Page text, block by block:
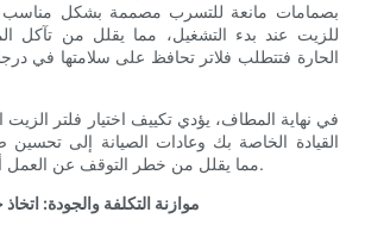
بصمامات مانعة للتسرب مصممة بشكل مناسب
للزيت عند بدء التشغيل، مما يقلل من تآكل
الحارة فتتطلب فلاتر تحافظ على سلامتها في
في نهاية المطاف، يؤدي تكييف اختيار فلتر
القيادة الخاصة بك وعادات الصيانة إلى تحسين
مما يقلل من خطر التوقف عن العمل أو الإصلاحات المكلفة.
موازنة التكلفة والجودة: